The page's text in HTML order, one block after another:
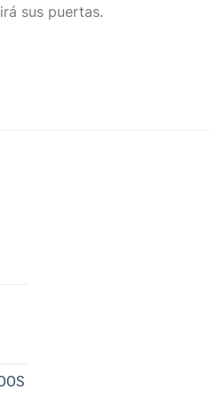
sus puertas.